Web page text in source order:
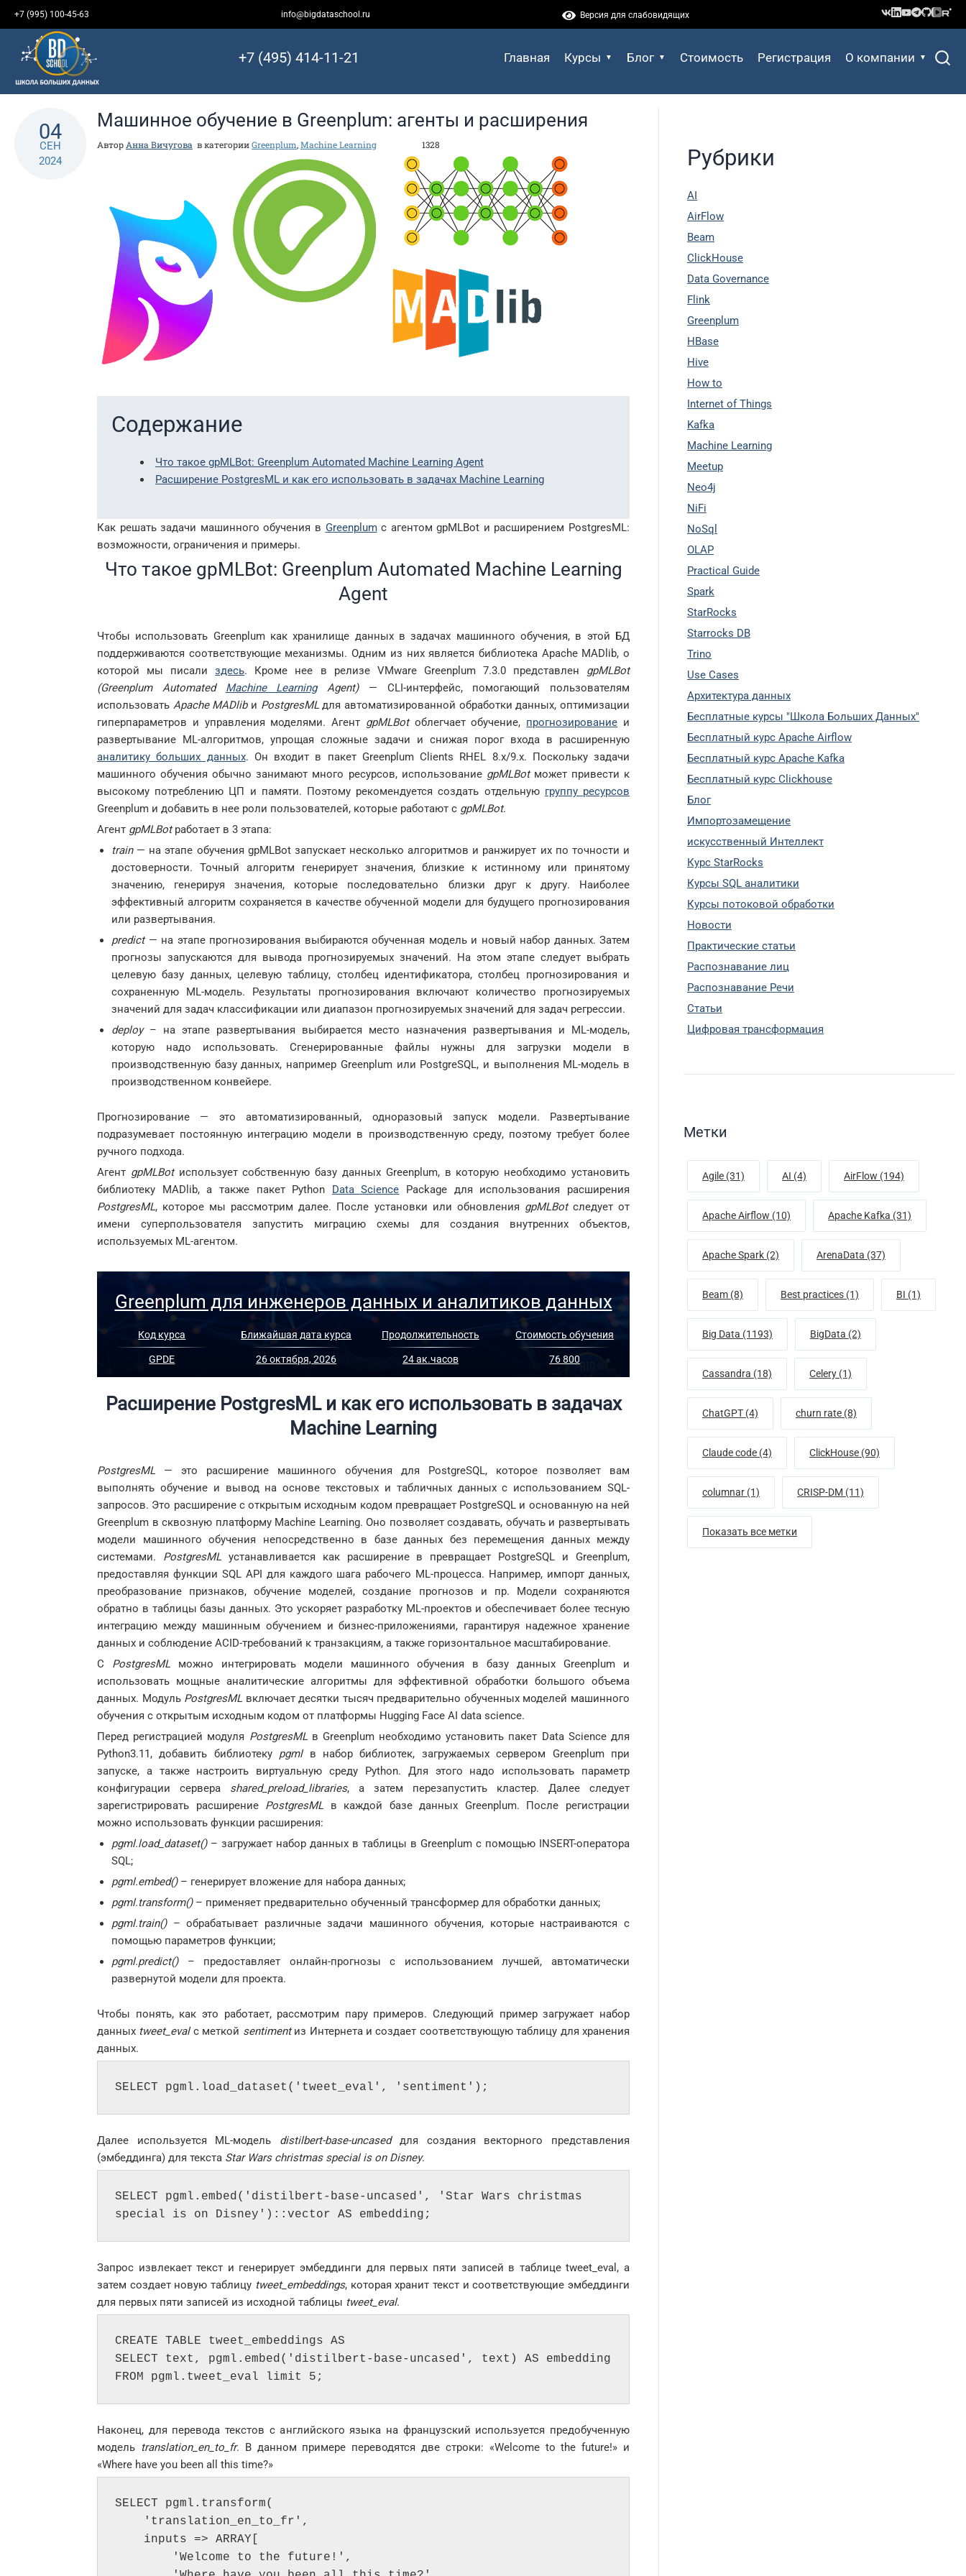
Перейти
контенту
+7 (995) 100-45-63 info@bigdataschool.ru Версия для слабовидящих
+7 (495) 414-11-21 Главная Курсы Блог Стоимость Регистрация О компании
04
СЕН
2024
Машинное обучение в Greenplum: агенты и расширения
Автор Анна Вичугова в категорииGreenplum,Machine Learning 1328
Содержание
Что такое gpMLBot: Greenplum Automated Machine Learning Agent
Расширение PostgresML и как его использовать в задачах Machine Learning
Как решать задачи машинного обучения в Greenplumс агентом gpMLBot и расширением PostgresML:
возможности, ограничения и примеры.
Что такое gpMLBot: Greenplum Automated Machine Learning
Agent
Чтобы использовать Greenplum как хранилище данных в задачах машинного обучения, в этой БД
поддерживаются соответствующие механизмы. Одним из них является библиотека Apache MADlib, о
которой мы писализдесь. Кроме нее в релизе VMware Greenplum 7.3.0 представлен gpMLBot
(Greenplum Automated Machine LearningAgent)— CLI-интерфейс, помогающий пользователям
использовать Apache MADlibи PostgresMLдля автоматизированной обработки данных, оптимизации
гиперпараметров и управления моделями. Агент gpMLBotоблегчает обучение, прогнозирование и
развертывание ML-алгоритмов, упрощая сложные задачи и снижая порог входа в расширенную
аналитику больших данных. Он входит в пакет Greenplum Clients RHEL 8.x/9.x. Поскольку задачи
машинного обучения обычно занимают много ресурсов, использование gpMLBotможет привести к
высокому потреблению ЦП и памяти. Поэтому рекомендуется создать отдельную группу ресурсов
Greenplum и добавить в нее роли пользователей, которые работают с gpMLBot.
Агент gpMLBotработает в 3 этапа:
train— на этапе обучения gpMLBot запускает несколько алгоритмов и ранжирует их по точности и
достоверности. Точный алгоритм генерирует значения, близкие к истинному или принятому
значению, генерируя значения, которые последовательно близки друг к другу. Наиболее
эффективный алгоритм сохраняется в качестве обученной модели для будущего прогнозирования
или развертывания.
predict — на этапе прогнозирования выбираются обученная модель и новый набор данных. Затем
прогнозы запускаются для вывода прогнозируемых значений. На этом этапе следует выбрать
целевую базу данных, целевую таблицу, столбец идентификатора, столбец прогнозирования и
сохраненную ML-модель. Результаты прогнозирования включают количество прогнозируемых
значений для задач классификации или диапазон прогнозируемых значений для задач регрессии.
deploy– на этапе развертывания выбирается место назначения развертывания и ML-модель,
которую надо использовать. Сгенерированные файлы нужны для загрузки модели в
производственную базу данных, например Greenplum или PostgreSQL, и выполнения ML-модель в
производственном конвейере.
Прогнозирование — это автоматизированный, одноразовый запуск модели. Развертывание
подразумевает постоянную интеграцию модели в производственную среду, поэтому требует более
ручного подхода.
Агент gpMLBot использует собственную базу данных Greenplum, в которую необходимо установить
библиотеку MADlib, а также пакет Python Data Science Package для использования расширения
PostgresML, которое мы рассмотрим далее. После установки или обновления gpMLBot следует от
имени суперпользователя запустить миграцию схемы для создания внутренних объектов,
используемых ML-агентом.
Greenplum для инженеров данных и аналитиков данных
Код курса
GPDE
Ближайшая дата курса
26 октября, 2026
Продолжительность
24 ак.часов
Стоимость обучения
76 800
Расширение PostgresMLи как его использовать в задачах
Machine Learning
PostgresML — это расширение машинного обучения для PostgreSQL, которое позволяет вам
выполнять обучение и вывод на основе текстовых и табличных данных с использованием SQL-
запросов. Это расширение с открытым исходным кодом превращает PostgreSQL и основанную на ней
Greenplum в сквозную платформу Machine Learning. Оно позволяет создавать, обучать и развертывать
модели машинного обучения непосредственно в базе данных без перемещения данных между
системами. PostgresML устанавливается как расширение в превращает PostgreSQL и Greenplum,
предоставляя функции SQL API для каждого шага рабочего ML-процесса. Например, импорт данных,
преобразование признаков, обучение моделей, создание прогнозов и пр. Модели сохраняются
обратно в таблицы базы данных. Это ускоряет разработку ML-проектов и обеспечивает более тесную
интеграцию между машинным обучением и бизнес-приложениями, гарантируя надежное хранение
данных и соблюдение ACID-требований к транзакциям, а также горизонтальное масштабирование.
С PostgresMLможно интегрировать модели машинного обучения в базу данных Greenplum и
использовать мощные аналитические алгоритмы для эффективной обработки большого объема
данных. Модуль PostgresML включает десятки тысяч предварительно обученных моделей машинного
обучения с открытым исходным кодом от платформы Hugging Face AI data science.
Перед регистрацией модуля PostgresMLв Greenplum необходимо установить пакет Data Science для
Python3.11, добавить библиотеку pgmlв набор библиотек, загружаемых сервером Greenplum при
запуске, а также настроить виртуальную среду Python. Для этого надо использовать параметр
конфигурации сервера shared_preload_libraries, а затем перезапустить кластер. Далее следует
зарегистрировать расширение PostgresML в каждой базе данных Greenplum. После регистрации
можно использовать функции расширения:
pgml.load_dataset()– загружает набор данных в таблицы в Greenplum с помощью INSERT-оператора
SQL;
pgml.embed()– генерирует вложение для набора данных;
pgml.transform()– применяет предварительно обученный трансформер для обработки данных;
pgml.train()– обрабатывает различные задачи машинного обучения, которые настраиваются с
помощью параметров функции;
pgml.predict()– предоставляет онлайн-прогнозы с использованием лучшей, автоматически
развернутой модели для проекта.
Чтобы понять, как это работает, рассмотрим пару примеров. Следующий пример загружает набор
данных tweet_evalс меткой sentimentиз Интернета и создает соответствующую таблицу для хранения
данных.
SELECT pgml.load_dataset('tweet_eval', 'sentiment');
Далее используется ML-модель distilbert-base-uncasedдля создания векторного представления
(эмбеддинга) для текста Star Wars christmas special is on Disney.
SELECT pgml.embed('distilbert-base-uncased', 'Star Wars christmas
special is on Disney')::vector AS embedding;
Запрос извлекает текст и генерирует эмбеддинги для первых пяти записей в таблице tweet_eval, а
затем создает новую таблицу tweet_embeddings, которая хранит текст и соответствующие эмбеддинги
для первых пяти записей из исходной таблицы tweet_eval.
CREATE TABLE tweet_embeddings AS
SELECT text, pgml.embed('distilbert-base-uncased', text) AS embedding
Наконец, для перевода текстов с английского языка на французский используется предобученную
модель translation_en_to_fr. В данном примере переводятся две строки: «Welcome to the future!» и
«Where have you been all this time?»
SELECT pgml.transform(
Рубрики
AI
AirFlow
Beam
ClickHouse
Data Governance
Flink
Greenplum
HBase
Hive
How to
Internet of Things
Kafka
Machine Learning
Meetup
Neo4j
NiFi
NoSql
OLAP
Practical Guide
Spark
StarRocks
Starrocks DB
Trino
Use Cases
Архитектура данных
Бесплатные курсы "Школа Больших Данных"
Бесплатный курс Apache Airflow
Бесплатный курс Apache Kafka
Бесплатный курс Clickhouse
Блог
Импортозамещение
искусственный Интеллект
Курс StarRocks
Курсы SQL аналитики
Курсы потоковой обработки
Новости
Практические статьи
Распознавание лиц
Распознавание Речи
Статьи
Цифровая трансформация
Метки
Agile (31) AI (4) AirFlow (194)
Apache Airflow (10) Apache Kafka (31)
Apache Spark (2) ArenaData (37)
Beam (8) Best practices (1) BI (1)
Big Data (1193) BigData (2)
Cassandra (18) Celery (1)
ChatGPT (4) churn rate (8)
Claude code (4) ClickHouse (90)
columnar (1) CRISP-DM (11)
Показать все метки